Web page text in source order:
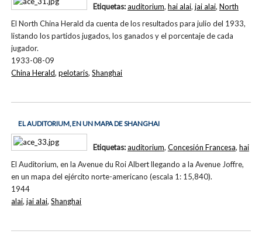
El North China Herald da cuenta de los resultados para julio del 1933,
listando los partidos jugados, los ganados y el porcentaje de cada
jugador.
1933-08-09
Etiquetas:auditorium, hai alai, jai alai, North
China Herald,pelotaris,Shanghai
EL AUDITORIUM, EN UN MAPA DE SHANGHAI
El Auditorium, en la Avenue du Roi Albert llegando a la Avenue Joffre,
en un mapa del ejército norte-americano (escala 1: 15,840).
1944
Etiquetas:auditorium, Concesión Francesa, hai
alai,jai alai,Shanghai